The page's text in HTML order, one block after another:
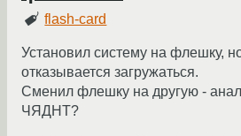
flash-card
Установил систему на флешку,
отказывается загружаться.
Сменил флешку на другую -
ЧЯДНТ?